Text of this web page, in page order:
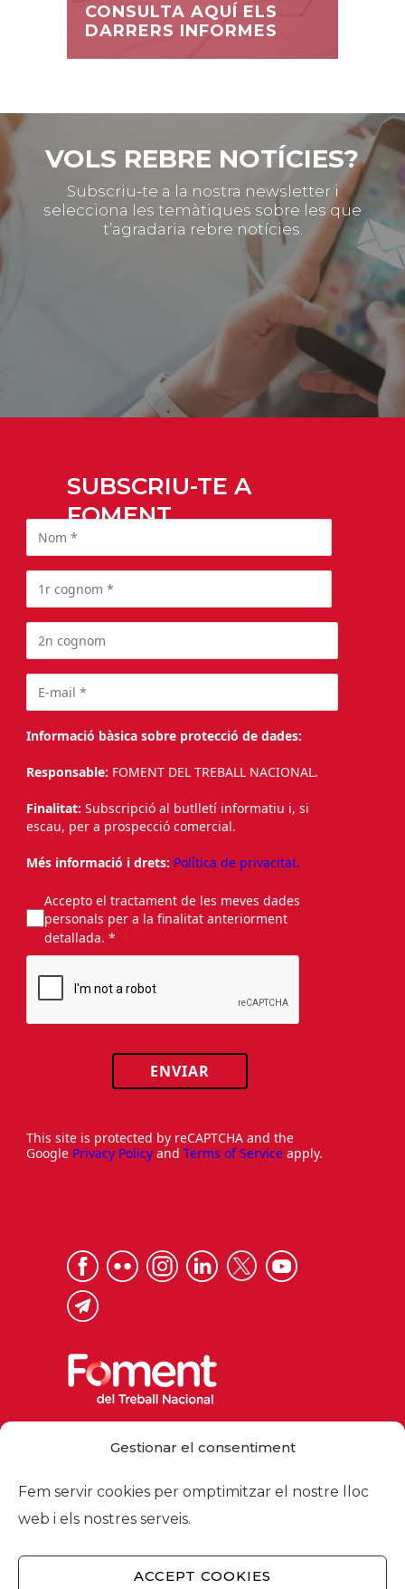
Gestionar el consentiment
Fem servir cookies per omptimitzar el nostre lloc
web i els nostres serveis.
ACCEPT COOKIES
CONSULTA AQUÍ ELS
DARRERS INFORMES
VOLS REBRE NOTÍCIES?
Subscriu-te a la nostra newsletter i
selecciona les temàtiques sobre les que
t’agradaria rebre notícies.
SUBSCRIU-TE A
FOMENT
Informació bàsica sobre protecció de dades:
Responsable: FOMENT DEL TREBALL NACIONAL.
Finalitat: Subscripció al butlletí informatiu i, si
escau, per a prospecció comercial.
Més informació i drets: Política de privacitat.
Accepto el tractament de les meves dades
personals per a la finalitat anteriorment
detallada. *
ENVIAR
This site is protected by reCAPTCHA and the
Google Privacy Policy and Terms of Service apply.
foment@foment.com
© 2026 - Foment del Treball Nacional